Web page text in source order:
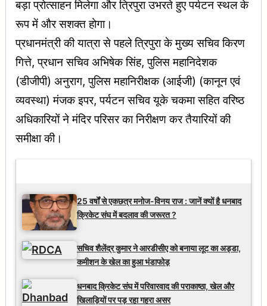
बड़ा प्रोत्साहन मिलेगा और त्रिपुरा उभरते हुए पर्यटन स्थल के
रूप में और सशक्त होगा।
प्रधानमंत्री की यात्रा से पहले त्रिपुरा के मुख्य सचिव किरण
गित्ते, प्रधान सचिव अभिषेक सिंह, पुलिस महानिदेशक
(डीजीपी) अनुराग, पुलिस महानिरीक्षक (आईजी) (कानून एवं
व्यवस्था) मंजक इपर, पर्यटन सचिव यूके चकमा सहित वरिष्ठ
अधिकारियों ने मंदिर परिसर का निरीक्षण कर तैयारियों की
समीक्षा की।
25 वर्षों से एकछत्र मनोज-विनय राज : जानें क्यों है धनबाद
क्रिकेट संघ में बदलाव की जरूरत ?
सचिव शैलेंद्र कुमार ने आरडीसीए को बनाया लूट का अड्डा,
कमीशन के खेल का हुआ भंडाफोड़
धनबाद क्रिकेट संघ में परिवारवाद की पराकाष्ठा, खेल और
खिलाड़ियों पर पड़ रहा गहरा असर